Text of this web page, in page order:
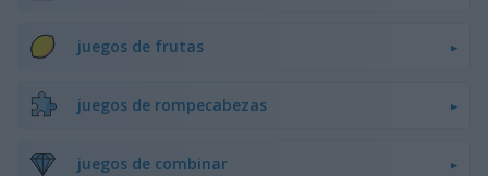
juegos de frutas
juegos de rompecabezas
juegos de combinar